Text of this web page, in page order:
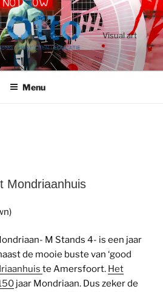
Visual art
Menu
Mondriaanhuis
M Stands 4- is een jaar
de mooie buste van ‘good
te Amersfoort. Het
jaar Mondriaan. Dus zeker de